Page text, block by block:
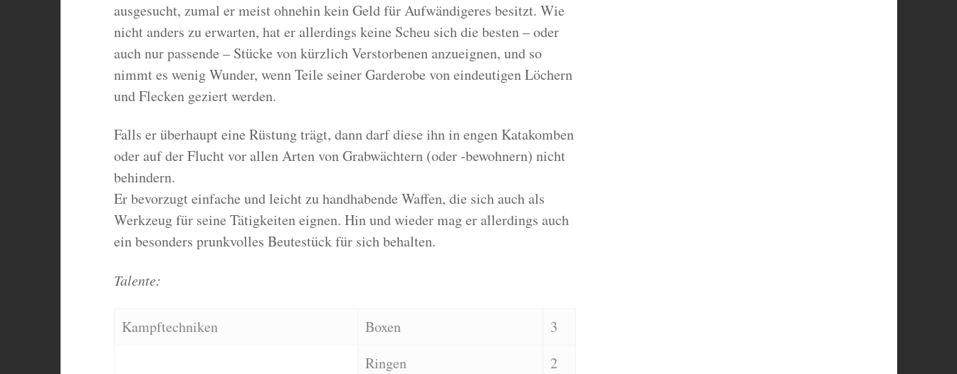
ausgesucht, zumal er meist ohnehin kein Geld für Aufwändigeres besitzt. Wie
nicht anders zu erwarten, hat er allerdings keine Scheu sich die besten – oder
auch nur passende – Stücke von kürzlich Verstorbenen anzueignen, und so
nimmt es wenig Wunder, wenn Teile seiner Garderobe von eindeutigen Löchern
und Flecken geziert werden.
Falls er überhaupt eine Rüstung trägt, dann darf diese ihn in engen Katakomben
oder auf der Flucht vor allen Arten von Grabwächtern (oder -bewohnern) nicht
behindern.
Er bevorzugt einfache und leicht zu handhabende Waffen, die sich auch als
Werkzeug für seine Tätigkeiten eignen. Hin und wieder mag er allerdings auch
ein besonders prunkvolles Beutestück für sich behalten.
Talente:
Kampftechniken Boxen
3
Ringen
2